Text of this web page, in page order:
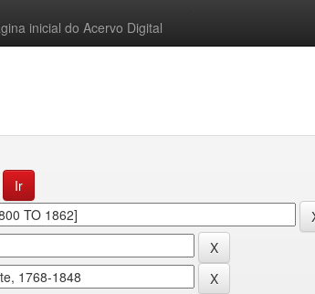
inicial do Acervo Digital